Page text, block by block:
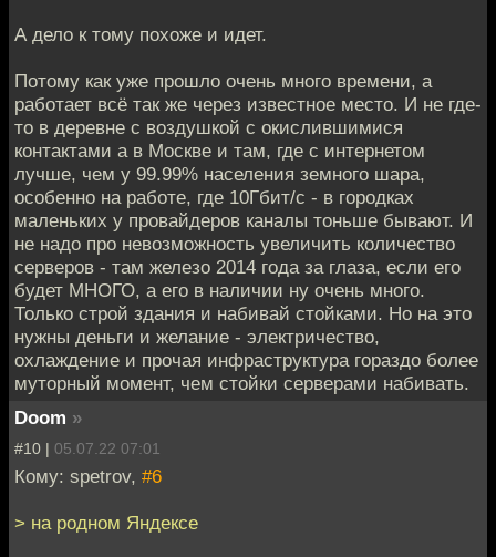
А дело к тому похоже и идет.
Потому как уже прошло очень много времени, а
работает всё так же через известное место. И не где-
то в деревне с воздушкой с окислившимися
контактами а в Москве и там, где с интернетом
лучше, чем у 99.99% населения земного шара,
особенно на работе, где 10Гбит/c - в городках
маленьких у провайдеров каналы тоньше бывают. И
не надо про невозможность увеличить количество
серверов - там железо 2014 года за глаза, если его
будет МНОГО, а его в наличии ну очень много.
Только строй здания и набивай стойками. Но на это
нужны деньги и желание - электричество,
охлаждение и прочая инфраструктура гораздо более
муторный момент, чем стойки серверами набивать.
Doom »
#10 | 05.07.22 07:01
Кому: spetrov, #6
> на родном Яндексе